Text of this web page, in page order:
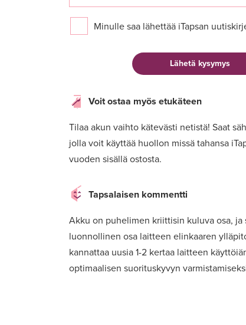
Minulle saa lähettää iTapsan
Voit ostaa myös etukäteen
Tilaa akun vaihto kätevästi netistä! Saat
jolla voit käyttää huollon missä tahansa
vuoden sisällä ostosta.
Tapsalaisen kommentti
Akku on puhelimen kriittisin kuluva osa, ja
luonnollinen osa laitteen elinkaaren
kannattaa uusia 1-2 kertaa laitteen
optimaalisen suorituskyvyn